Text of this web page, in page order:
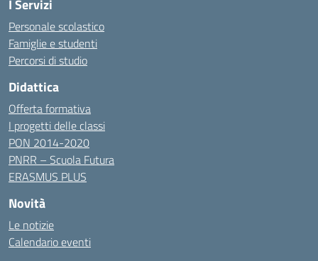
I Servizi
Personale scolastico
Famiglie e studenti
Percorsi di studio
Didattica
Offerta formativa
I progetti delle classi
PON 2014-2020
PNRR – Scuola Futura
ERASMUS PLUS
Novità
Le notizie
Calendario eventi